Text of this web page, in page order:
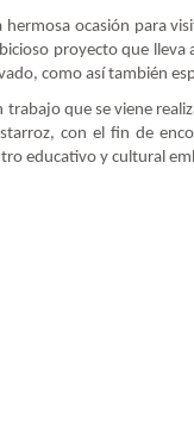
ocasión para
proyecto que
como así también
trabajo que se viene
con el fin de
educativo y cultural